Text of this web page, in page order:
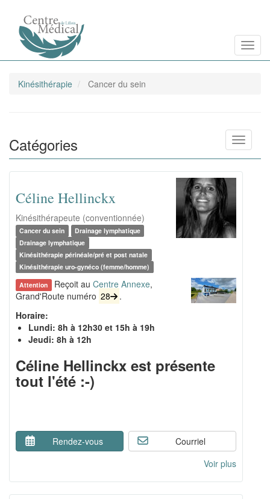
contenu
Kinésithérapie Cancer du sein
Toggle
Catégories
Céline Hellinckx
Kinésithérapeute (conventionnée)
Cancer du sein
Drainage lymphatique
Drainage lymphatique
Kinésithérapie périnéale/pré et post natale
Kinésithérapie uro-gynéco (femme/homme)
Attention Reçoit au Centre Annexe,
Grand'Route numéro 28
.
Horaire:
Lundi: 8h à 12h30 et 15h à 19h
Jeudi: 8h à 12h
Céline Hellinckx est présente
tout l'été :-)
Rendez-vous
Courriel
Voir plus